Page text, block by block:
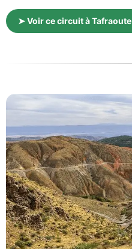
➤ Voir ce circuit à Tafraoute